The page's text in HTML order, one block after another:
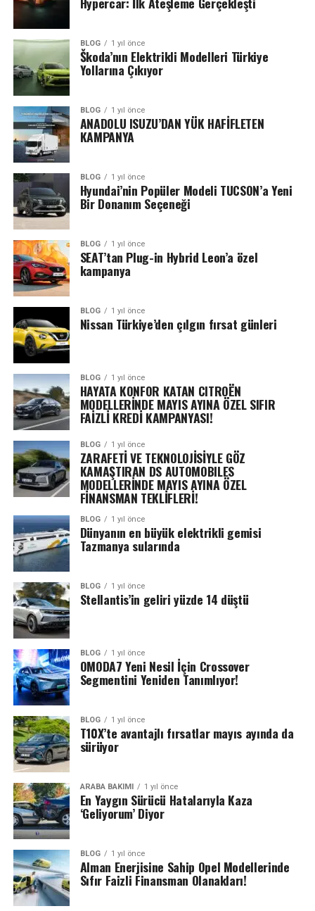
BLOG 1 yıl önce
Škoda’nın Elektrikli Modelleri Türkiye
Yollarına Çıkıyor
BLOG 1 yıl önce
ANADOLU ISUZU’DAN YÜK HAFİFLETEN
KAMPANYA
BLOG 1 yıl önce
Hyundai’nin Popüler Modeli TUCSON’a Yeni
Bir Donanım Seçeneği
BLOG 1 yıl önce
SEAT’tan Plug-in Hybrid Leon’a özel
kampanya
BLOG 1 yıl önce
Nissan Türkiye’den çılgın fırsat günleri
BLOG 1 yıl önce
HAYATA KONFOR KATAN CITROËN
MODELLERİNDE MAYIS AYINA ÖZEL SIFIR
FAİZLİ KREDİ KAMPANYASI!
BLOG 1 yıl önce
ZARAFETİ VE TEKNOLOJİSİYLE GÖZ
KAMAŞTIRAN DS AUTOMOBILES
MODELLERİNDE MAYIS AYINA ÖZEL
FİNANSMAN TEKLİFLERİ!
BLOG 1 yıl önce
Dünyanın en büyük elektrikli gemisi
Tazmanya sularında
BLOG 1 yıl önce
Stellantis’in geliri yüzde 14 düştü
BLOG 1 yıl önce
OMODA7 Yeni Nesil İçin Crossover
Segmentini Yeniden Tanımlıyor!
BLOG 1 yıl önce
T10X’te avantajlı fırsatlar mayıs ayında da
sürüyor
ARABA BAKIMI 1 yıl önce
En Yaygın Sürücü Hatalarıyla Kaza
‘Geliyorum’ Diyor
BLOG 1 yıl önce
Alman Enerjisine Sahip Opel Modellerinde
Sıfır Faizli Finansman Olanakları!